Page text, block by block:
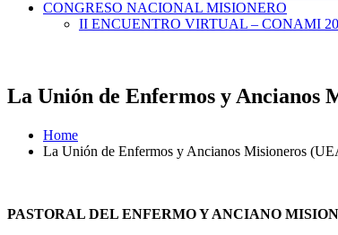
CONGRESO NACIONAL MISIONERO
II ENCUENTRO VIRTUAL – CONAMI
La Unión de Enfermos y Ancianos
Home
La Unión de Enfermos y Ancianos Misioneros
PASTORAL DEL ENFERMO Y ANCIANO